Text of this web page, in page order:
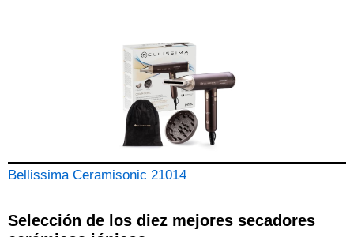
Bellissima Ceramisonic 21014
Selección de los diez mejores secadores